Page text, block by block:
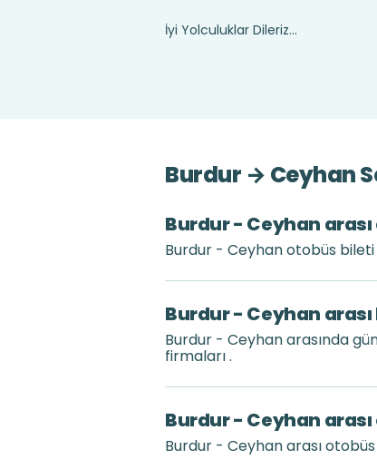
İyi Yolculuklar Dileriz...
Burdur → Ceyhan
Burdur - Ceyhan
Burdur - Ceyhan otobüs
Burdur - Ceyhan
Burdur - Ceyhan arasında
firmaları .
Burdur - Ceyhan
Burdur - Ceyhan arası